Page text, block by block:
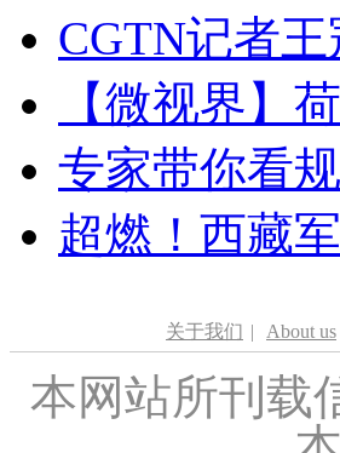
CGTN记者
【微视界】
专家带你看
超燃！西藏
关于我们 | About us
本网站所刊载